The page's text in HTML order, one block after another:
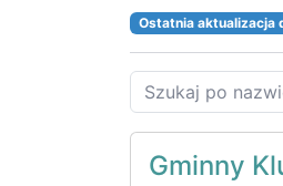
Ostatnia aktualizacja
Gminny